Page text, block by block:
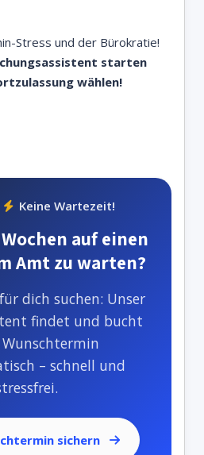
Stress und der Bürokratie!
starten
wählen!
Keine Wartezeit!
auf einen
Amt zu warten?
dich suchen: Unser
findet und bucht
– schnell und
sichern